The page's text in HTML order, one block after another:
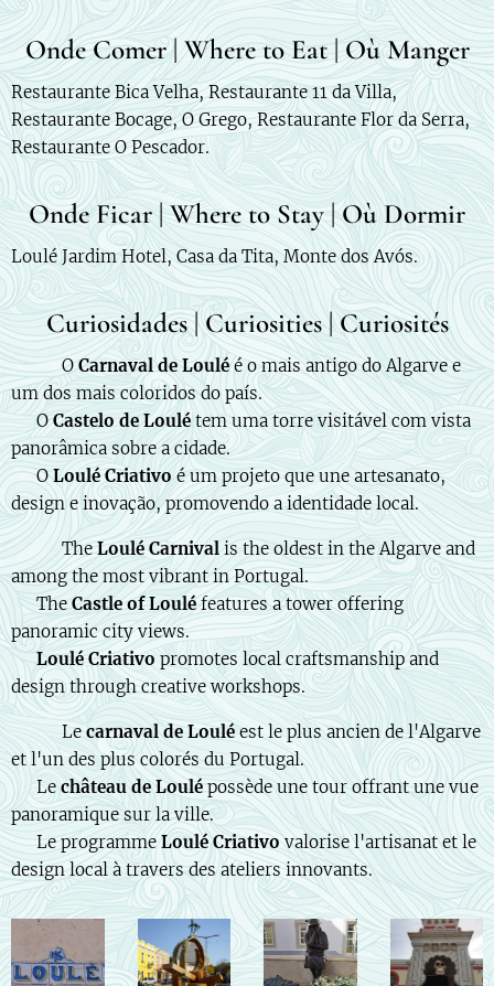
Onde Comer | Where to Eat | Où Manger
Restaurante Bica Velha, Restaurante 11 da Villa,
Restaurante Bocage, O Grego, Restaurante Flor da Serra,
Restaurante O Pescador.
Onde Ficar | Where to Stay | Où Dormir
Loulé Jardim Hotel, Casa da Tita, Monte dos Avós.
Curiosidades | Curiosities | Curiosités
🇵🇹 🎭 OCarnaval de Louléé o mais antigo do Algarve e
um dos mais coloridos do país.
🏰 OCastelo de Loulétem uma torre visitável com vista
panorâmica sobre a cidade.
🎨 OLoulé Criativoé um projeto que une artesanato,
design e inovação, promovendo a identidade local.
🇬🇧 🎭 TheLoulé Carnivalis the oldest in the Algarve and
among the most vibrant in Portugal.
🏰 TheCastle of Louléfeatures a tower offering
panoramic city views.
🎨 Loulé Criativo promotes local craftsmanship and
design through creative workshops.
🇫🇷 🎭 Le carnaval de Louléest le plus ancien de l'Algarve
et l'un des plus colorés du Portugal.
🏰 Lechâteau de Loulépossède une tour offrant une vue
panoramique sur la ville.
🎨 Le programmeLoulé Criativovalorise l'artisanat et le
design local à travers des ateliers innovants.